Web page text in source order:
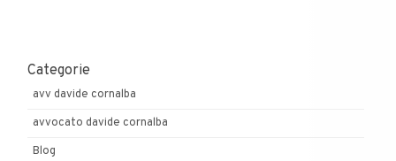
Categorie
avv davide cornalba
avvocato davide cornalba
Blog